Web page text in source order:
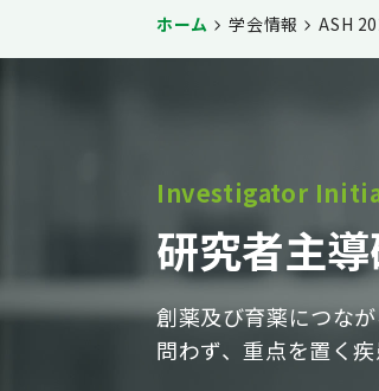
ホーム 学会情報 ASH
Investigator
研究者主導
創薬及び育薬につな
問わず、重点を置く